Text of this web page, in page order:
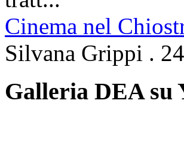
Cinema nel
Silvana Grippi .
Galleria DEA su